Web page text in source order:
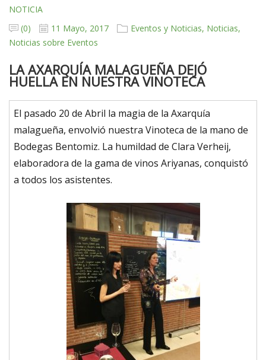
NOTICIA
(0)
11 Mayo, 2017
Eventos y Noticias, Noticias,
Noticias sobre Eventos
LA AXARQUÍA MALAGUEÑA DEJÓ
HUELLA EN NUESTRA VINOTECA
El pasado 20 de Abril la magia de la Axarquía
malagueña, envolvió nuestra Vinoteca de la mano de
Bodegas Bentomiz. La humildad de Clara Verheij,
elaboradora de la gama de vinos Ariyanas, conquistó
a todos los asistentes.